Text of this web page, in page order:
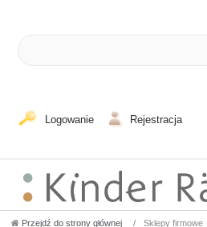
Logowanie Rejestracja
Przejdź do strony głównej Sklepy firmowe